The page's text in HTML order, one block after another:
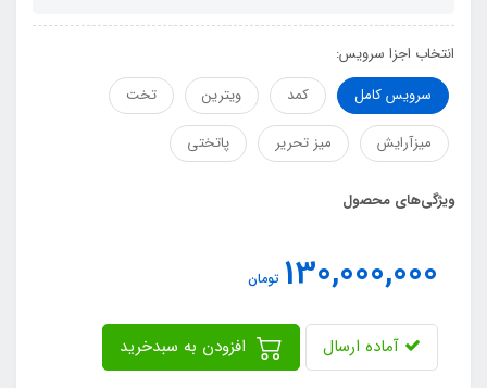
انتخاب اجزا سرویس:
سرویس کامل
کمد ویترین تخت
میزآرایش میز تحریر پاتختی
ویژگی‌های محصول
130,000,000 تومان
آماده ارسال